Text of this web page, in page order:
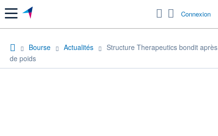
Menu Connexion
Bourse Actualités
Structure Therapeutics bondit
de poids